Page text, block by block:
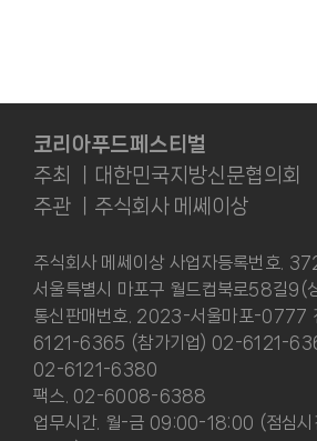
코리아푸드페스티벌
주최 ㅣ대한민국지방신문협의회
주관 ㅣ주식회사 메쎄이상
주식회사 메쎄이상 사업자등록번호.
서울특별시 마포구 월드컵북로58길9(
통신판매번호. 2023-서울마포-0777
6121-6365 (참가기업) 02-6121-
02-6121-6380
팩스. 02-6008-6388
업무시간. 월-금 09:00-18:00 (점심시